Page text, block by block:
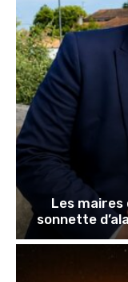
Les
sonnette